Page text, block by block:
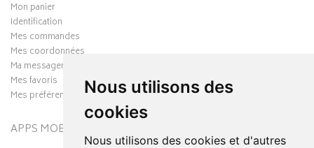
Nous utilisons des
cookies
Nous utilisons des cookies et d'autres
Mon panier
Identification
Mes commandes
Mes coordonnées
Ma messagerie
Mes favoris
Mes préférences Cookies
APPS MOBILES